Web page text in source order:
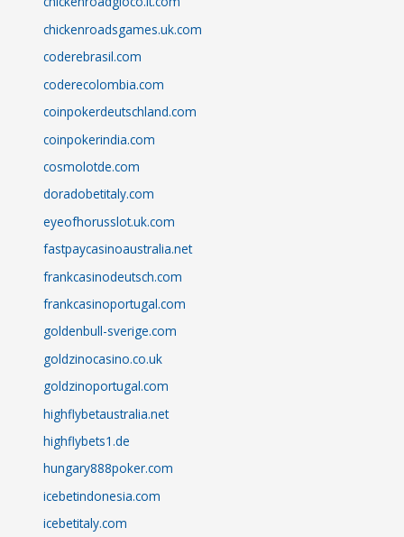
chickenroadsgames.uk.com
coderebrasil.com
coderecolombia.com
coinpokerdeutschland.com
coinpokerindia.com
cosmolotde.com
doradobetitaly.com
eyeofhorusslot.uk.com
fastpaycasinoaustralia.net
frankcasinodeutsch.com
frankcasinoportugal.com
goldenbull-sverige.com
goldzinocasino.co.uk
goldzinoportugal.com
highflybetaustralia.net
highflybets1.de
hungary888poker.com
icebetindonesia.com
icebetitaly.com